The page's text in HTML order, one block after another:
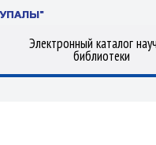
Электронный каталог
библиотеки